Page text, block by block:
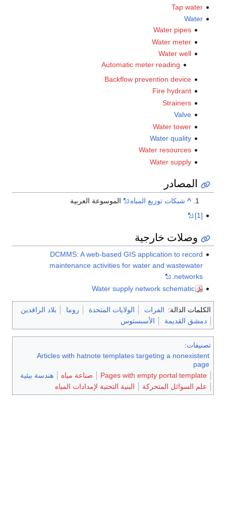
Tap water
Water
Water pipes
Water meter
Water well
Automatic meter reading
Backflow prevention device
Fire hydrant
Strainers
Valve
Water tower
Water quality
Water resources
Water supply
المصادر
^ شبكات توزيع المياه
الموسوعة العربية
[1]
وصلات خارجية
DCMMS: A web-based GIS application to record
maintenance activities for water and wastewater
networks.
Water supply network schematic
الكلمات الدالة: الفرات الولايات المتحدة روما
بلاد الرافدين
دمشق القديمة
اﻷسبستوس
تصنيفات:
Articles with hatnote templates targeting a nonexistent
page
Pages with empty portal template
صناعة مياه
هندسة بيئية
علم السوائل المتحركة
البنية التحتية لإمدادات المياه